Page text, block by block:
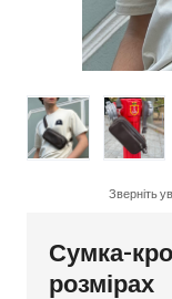
Зверніть
Сумка-
розмірах